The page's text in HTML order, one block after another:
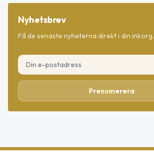
Nyhetsbrev
Få de senaste nyheterna direkt i din inkorg.
Prenumerera